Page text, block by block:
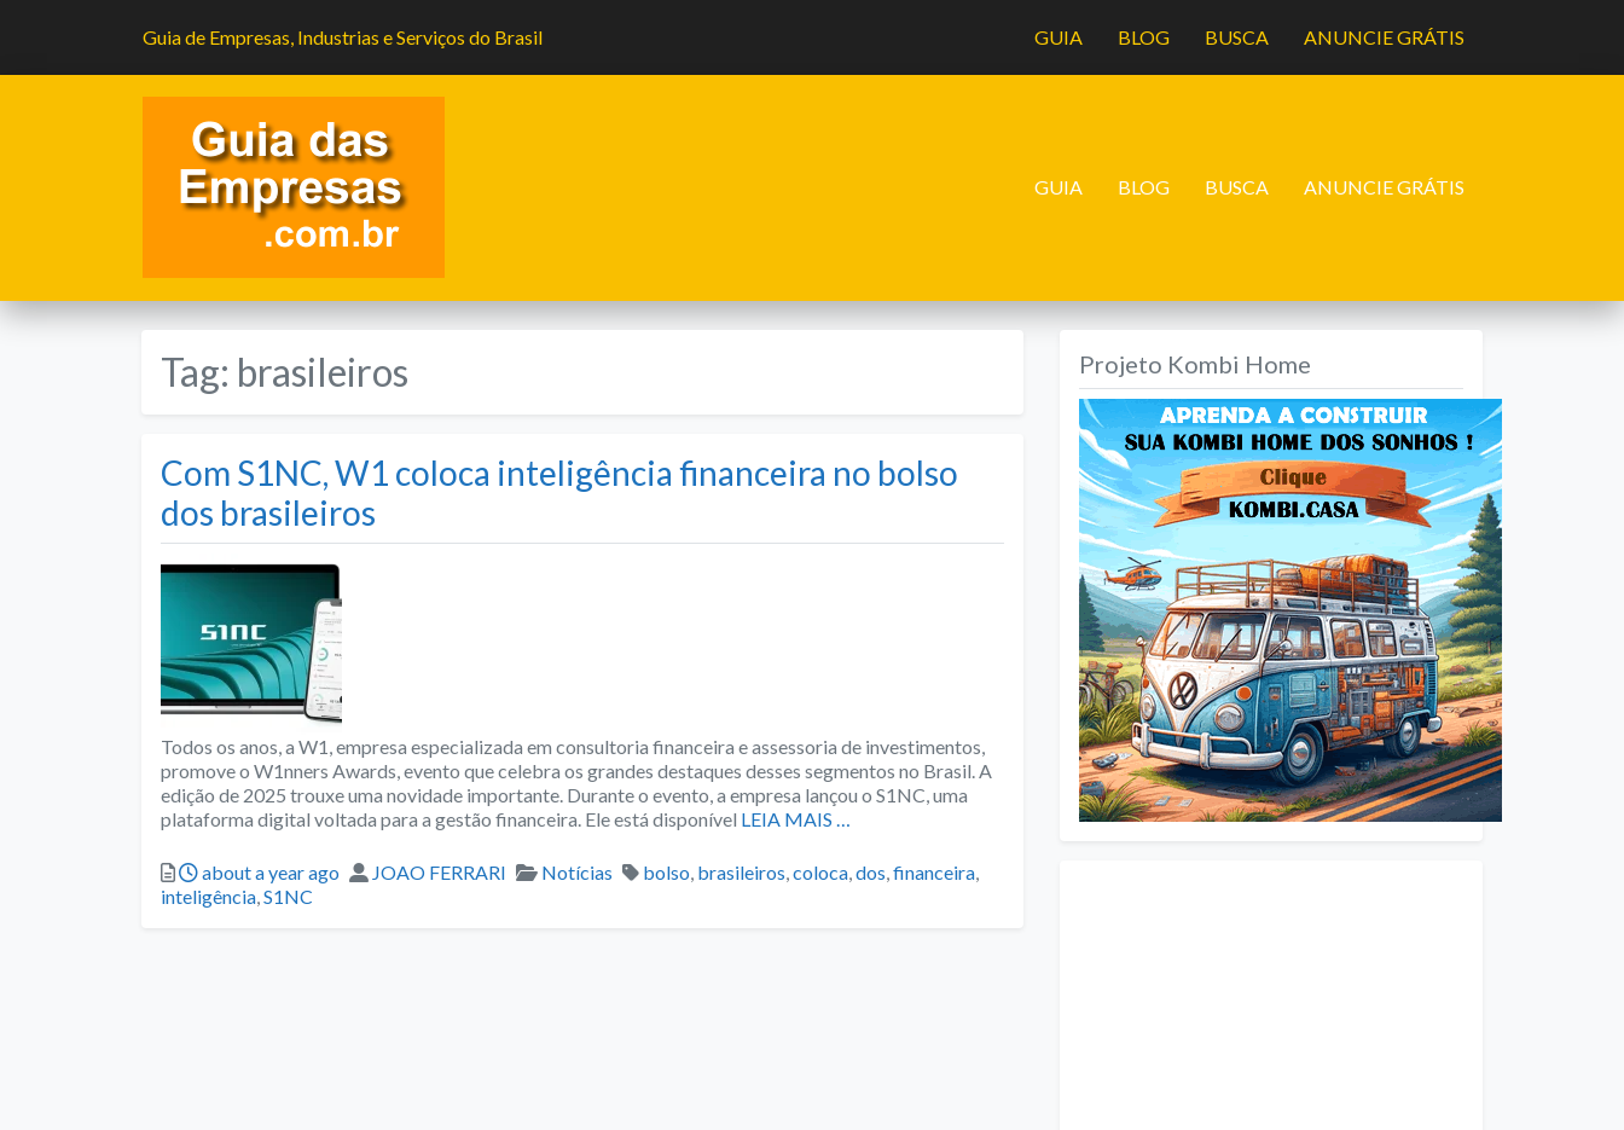
Guia de Empresas, Industrias e Serviços do Brasil GUIA BLOG BUSCA ANUNCIE GRÁTIS
GUIA BLOG BUSCA ANUNCIE GRÁTIS
Tag: brasileiros
Com S1NC, W1 coloca inteligência financeira no bolso
dos brasileiros
Todos os anos, a W1, empresa especializada em consultoria financeira e assessoria de investimentos,
promove o W1nners Awards, evento que celebra os grandes destaques desses segmentos no Brasil. A
edição de 2025 trouxe uma novidade importante. Durante o evento, a empresa lançou o S1NC, uma
plataforma digital voltada para a gestão financeira. Ele está disponível LEIA MAIS …
Posted
about a year ago Author
JOAO FERRARI Categories
Notícias Tags
bolso, brasileiros,coloca,dos,financeira,
inteligência,S1NC
Projeto Kombi Home